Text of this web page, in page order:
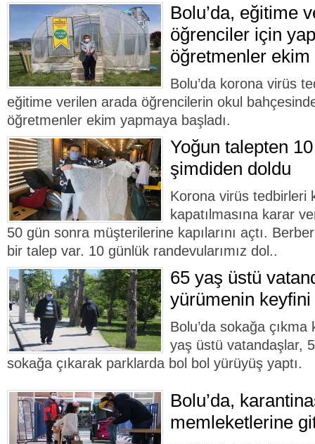
Bolu’da, eğitime
öğrenciler için
öğretmenler ekim
Bolu’da korona virüs
eğitime verilen arada öğrencilerin okul
öğretmenler ekim yapmaya başladı.
Yoğun talepten
şimdiden doldu
Korona virüs tedbirleri
kapatılmasına karar
50 gün sonra müşterilerine kapılarını açtı.
bir talep var. 10 günlük randevularımız dol..
65 yaş üstü
yürümenin keyfini
Bolu’da sokağa çıkma
yaş üstü vatandaşlar,
sokağa çıkarak parklarda bol bol yürüyüş yaptı.
Bolu’da,
memleketlerine